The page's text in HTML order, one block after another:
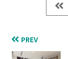
PREV